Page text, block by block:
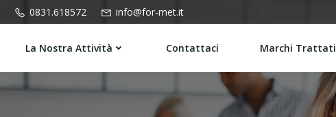
0831.618572 info@for-met.it
La Nostra Attività Contattaci Marchi Trattati